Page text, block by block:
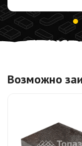
Возможно